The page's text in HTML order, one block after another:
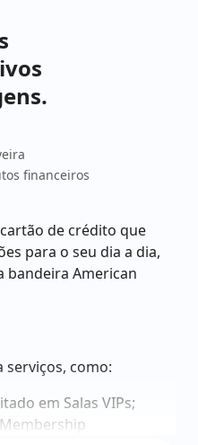
financeiros
de crédito que
para o seu dia a dia,
bandeira American
serviços, como:
em Salas VIPs;